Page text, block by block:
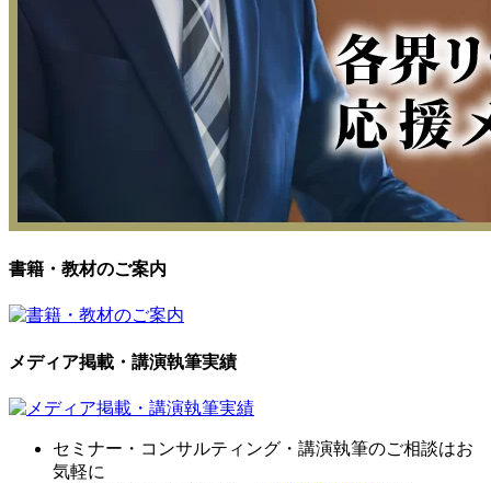
書籍・教材のご案内
メディア掲載・講演執筆実績
セミナー・ コンサルティング・ 講演執筆のご相談はお
気軽に